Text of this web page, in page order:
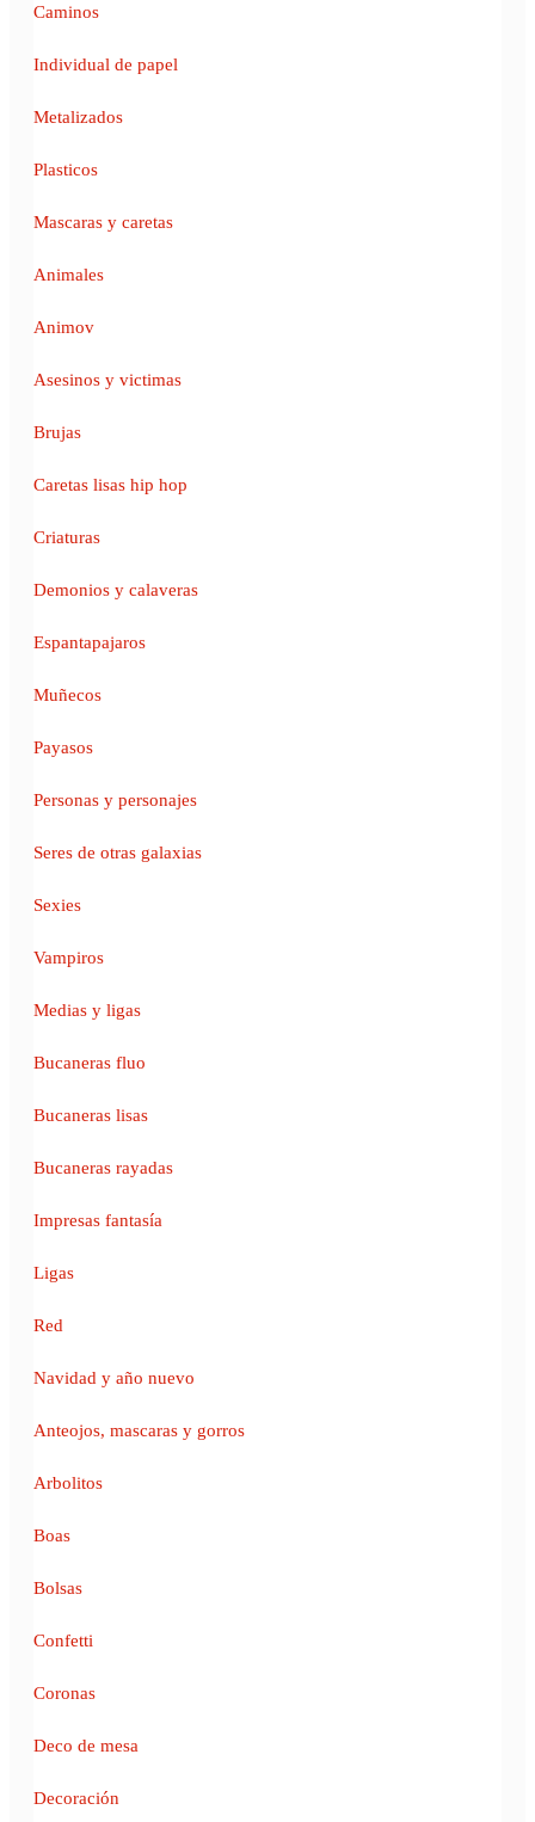
Caminos
Individual de papel
Metalizados
Plasticos
Mascaras y caretas
Animales
Animov
Asesinos y victimas
Brujas
Caretas lisas hip hop
Criaturas
Demonios y calaveras
Espantapajaros
Muñecos
Payasos
Personas y personajes
Seres de otras galaxias
Sexies
Vampiros
Medias y ligas
Bucaneras fluo
Bucaneras lisas
Bucaneras rayadas
Impresas fantasía
Ligas
Red
Navidad y año nuevo
Anteojos, mascaras y gorros
Arbolitos
Boas
Bolsas
Confetti
Coronas
Deco de mesa
Decoración